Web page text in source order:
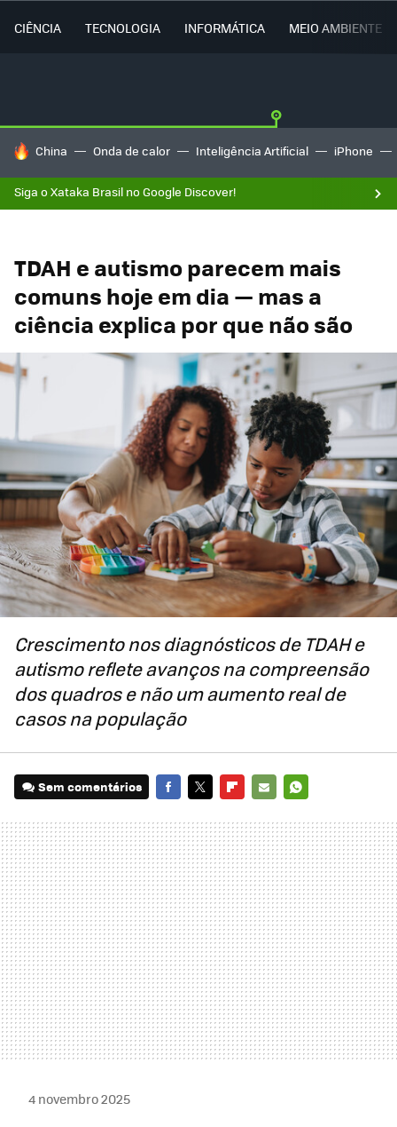
CIÊNCIA TECNOLOGIA INFORMÁTICA MEIO AMBIENTE
TENDÊNCIAS DO DIA
China Onda de calor Inteligência Artificial iPhone
Siga o Xataka Brasil no Google Discover!
TDAH e autismo parecem mais
comuns hoje em dia — mas a
ciência explica por que não são
Crescimento nos diagnósticos de TDAH e
autismo reflete avanços na compreensão
dos quadros e não um aumento real de
casos na população
Sem comentários
MAIL
4 novembro 2025